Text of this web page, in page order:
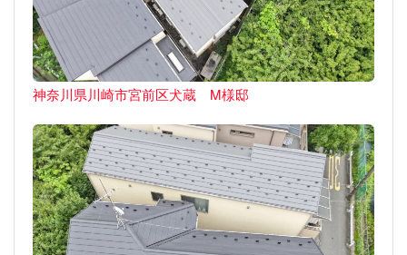
神奈川県川崎市宮前区犬蔵 M様邸